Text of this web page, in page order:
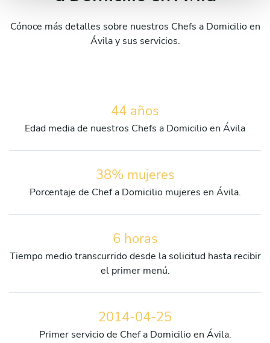
Cónoce más detalles sobre nuestros Chefs a Domicilio en
Ávila y sus servicios.
44 años
Edad media de nuestros Chefs a Domicilio en Ávila
38% mujeres
Porcentaje de Chef a Domicilio mujeres en Ávila.
6 horas
Tiempo medio transcurrido desde la solicitud hasta recibir
el primer menú.
2014-04-25
Primer servicio de Chef a Domicilio en Ávila.